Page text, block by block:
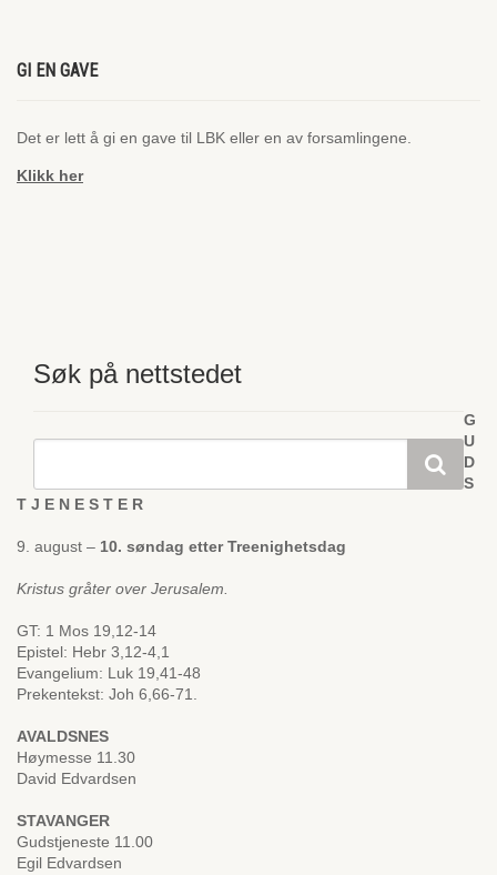
GI EN GAVE
Det er lett å gi en gave til LBK eller en av forsamlingene.
Klikk her
Søk på nettstedet
G
U
D
S
T J E N E S T E R
9. august – 10. søndag etter Treenighetsdag
Kristus gråter over Jerusalem.
GT: 1 Mos 19,12-14
Epistel: Hebr 3,12-4,1
Evangelium: Luk 19,41-48
Prekentekst: Joh 6,66-71.
AVALDSNES
Høymesse 11.30
David Edvardsen
STAVANGER
Gudstjeneste 11.00
Egil Edvardsen